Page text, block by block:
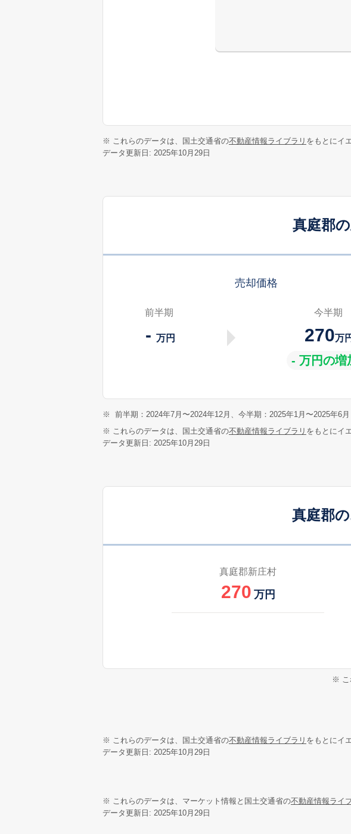
※ これらのデータは、国土交通省の不動産情報ライブラリ をもとにイ
データ更新日: 2025年10月29日
真庭郡
売却価格
前半期
-万円
今半期
270万
- 万円の増
※
前半期：2024年7月〜2024年12月、今半期：2025年1月〜2025年6月
※ これらのデータは、国土交通省の不動産情報ライブラリ をもとにイ
データ更新日: 2025年10月29日
真庭郡
真庭郡新庄村
270 万円
※ こ
※ これらのデータは、国土交通省の不動産情報ライブラリ をもとにイ
データ更新日: 2025年10月29日
※ これらのデータは、マーケット情報と国土交通省の不動産情報ライ
データ更新日: 2025年10月29日